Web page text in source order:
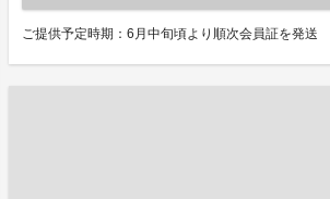
ご提供予定時期：6月中旬頃より順次会員証を発送